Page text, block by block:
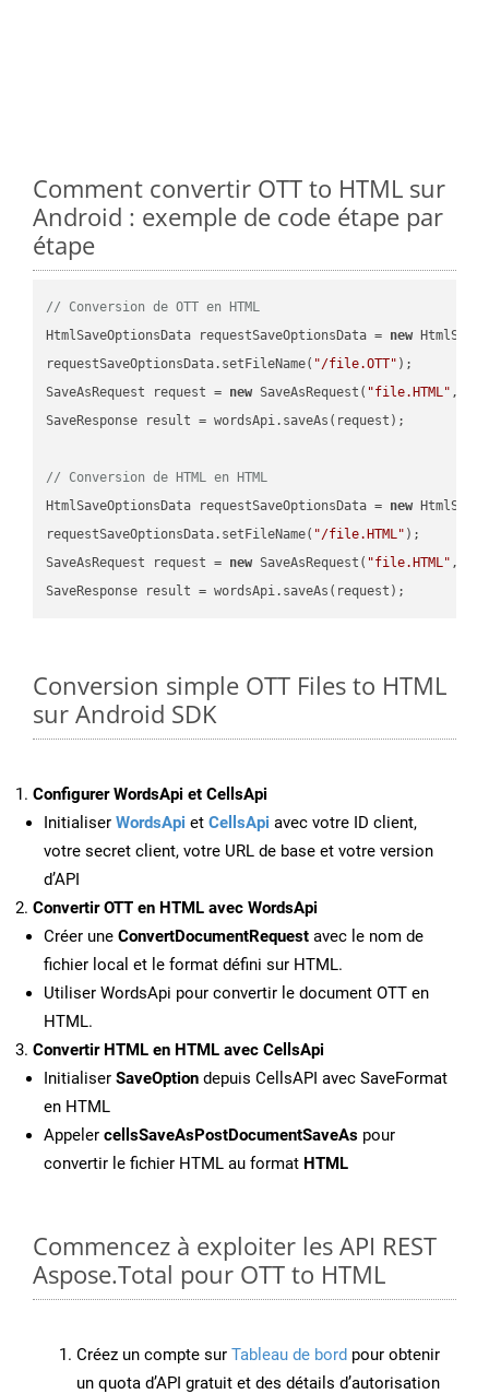
Comment convertir OTT to HTML sur
Android : exemple de code étape par
étape
// Conversion de OTT en HTML
HtmlSaveOptionsData requestSaveOptionsData = new
requestSaveOptionsData.setFileName( "/file.OTT" );
SaveAsRequest request = new SaveAsRequest( "file.HTML"
SaveResponse result = wordsApi.saveAs(request);
// Conversion de HTML en HTML
HtmlSaveOptionsData requestSaveOptionsData = new
requestSaveOptionsData.setFileName( "/file.HTML" );
SaveAsRequest request = new SaveAsRequest( "file.HTML"
Conversion simple OTT Files to HTML
sur Android SDK
Configurer WordsApi et CellsApi
Initialiser WordsApi et CellsApi avec votre ID client,
votre secret client, votre URL de base et votre version
d’API
Convertir OTT en HTML avec WordsApi
Créer une ConvertDocumentRequest avec le nom de
fichier local et le format défini sur HTML.
Utiliser WordsApi pour convertir le document OTT en
HTML.
Convertir HTML en HTML avec CellsApi
Initialiser SaveOption depuis CellsAPI avec SaveFormat
en HTML
Appeler cellsSaveAsPostDocumentSaveAs pour
convertir le fichier HTML au format HTML
Commencez à exploiter les API REST
Aspose.Total pour OTT to HTML
Créez un compte sur Tableau de bord pour obtenir
un quota d’API gratuit et des détails d’autorisation